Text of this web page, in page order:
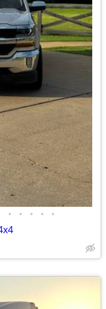
• • • • •